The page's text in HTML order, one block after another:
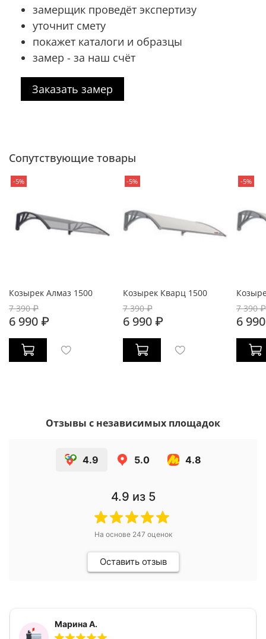
замерщик проведёт экспертизу
уточнит смету
покажет каталоги и образцы
замер - за наш счёт
Заказать замер
Сопутствующие товары
-5%
Козырек Алмаз 1500
7 390 ₽
6 990 ₽
-5%
Козырек Кварц 1500
7 390 ₽
6 990 ₽
-5%
7 390 ₽
6
Отзывы с независимых площадок
4.9 5.0 4.8
4.9 из 5
На основе 247 оценок
Оставить отзыв
Марина А.